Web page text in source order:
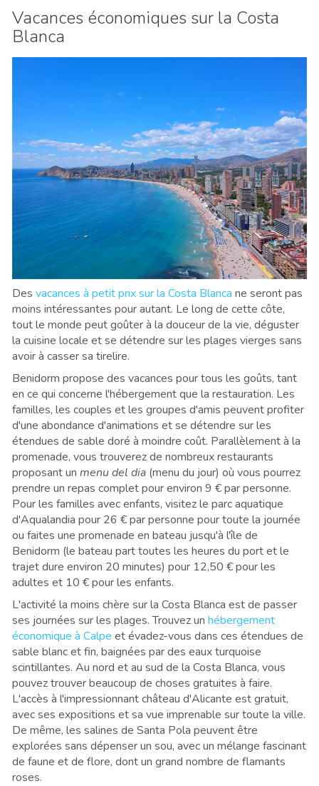
Vacances économiques sur la Costa
Blanca
Des vacances à petit prix sur la Costa Blanca ne seront pas
moins intéressantes pour autant. Le long de cette côte,
tout le monde peut goûter à la douceur de la vie, déguster
la cuisine locale et se détendre sur les plages vierges sans
avoir à casser sa tirelire.
Benidorm propose des vacances pour tous les goûts, tant
en ce qui concerne l'hébergement que la restauration. Les
familles, les couples et les groupes d'amis peuvent profiter
d'une abondance d'animations et se détendre sur les
étendues de sable doré à moindre coût. Parallèlement à la
promenade, vous trouverez de nombreux restaurants
proposant un menu del dia (menu du jour) où vous pourrez
prendre un repas complet pour environ 9 € par personne.
Pour les familles avec enfants, visitez le parc aquatique
d'Aqualandia pour 26 € par personne pour toute la journée
ou faites une promenade en bateau jusqu'à l'île de
Benidorm (le bateau part toutes les heures du port et le
trajet dure environ 20 minutes) pour 12,50 € pour les
adultes et 10 € pour les enfants.
L'activité la moins chère sur la Costa Blanca est de passer
ses journées sur les plages. Trouvez un hébergement
économique à Calpe et évadez-vous dans ces étendues de
sable blanc et fin, baignées par des eaux turquoise
scintillantes. Au nord et au sud de la Costa Blanca, vous
pouvez trouver beaucoup de choses gratuites à faire.
L'accès à l'impressionnant château d'Alicante est gratuit,
avec ses expositions et sa vue imprenable sur toute la ville.
De même, les salines de Santa Pola peuvent être
explorées sans dépenser un sou, avec un mélange fascinant
de faune et de flore, dont un grand nombre de flamants
roses.